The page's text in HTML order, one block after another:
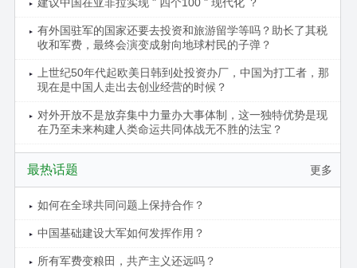
有外国驻军的国家还要去投资和旅游留学等吗？助长了其税
收和军费，最终会演变成射向地球村民的子弹？
上世纪50年代起欧美日韩到处投资办厂，中国为打工者，那
现在是中国人走出去创业经营的时候？
对外开放不是放弃集中力量办大事体制，这一独特优势是现
在乃至未来构建人类命运共同体战无不胜的法宝？
更多
最热话题
如何在全球共同问题上保持合作？
中国基础建设大军如何发挥作用？
所有军费变粮田，共产主义还远吗？